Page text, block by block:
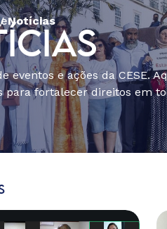
Notícias
e ações da CESE.
fortalecer direitos em